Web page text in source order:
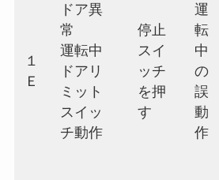
１
Ｅ
ドア異
常
運転中
ドアリ
ミット
スイッ
チ動作
停止
スイ
ッチ
を押
す
運
転
中
の
誤
動
作